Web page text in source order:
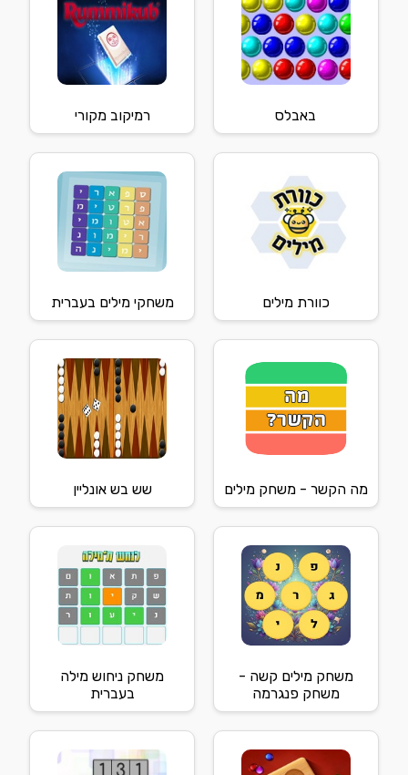
באבלס רמיקוב מקורי
כוורת מילים משחקי מילים בעברית
מה הקשר - משחק מילים שש בש אונליין
משחק מילים קשה -
משחק פנגרמה
משחק ניחוש מילה
בעברית